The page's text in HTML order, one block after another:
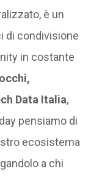
è un
di condivisione
in costante
Data Italia,
pensiamo di
ecosistema
a chi